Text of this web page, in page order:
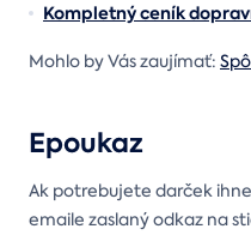
Kompletný ceník
Mohlo by Vás zaujímať:
Epoukaz
Ak potrebujete darček
emaile zaslaný odkaz na